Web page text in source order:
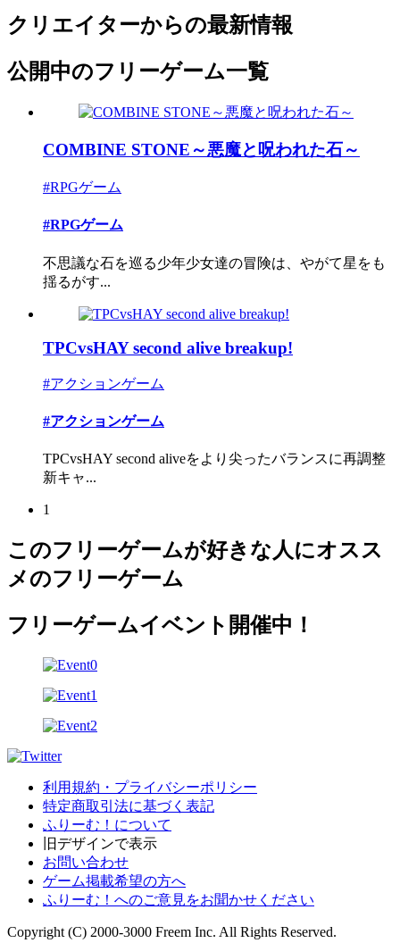
クリエイターからの最新情報
公開中のフリーゲーム一覧
COMBINE STONE～悪魔と呪われた石～
#RPGゲーム
#RPGゲーム
不思議な石を巡る少年少女達の冒険は、やがて星をも
揺るがす...
TPCvsHAY second alive breakup!
#アクションゲーム
#アクションゲーム
TPCvsHAY second aliveをより尖ったバランスに再調整
新キャ...
1
このフリーゲームが好きな人にオスス
メのフリーゲーム
フリーゲームイベント開催中！
利用規約・プライバシーポリシー
特定商取引法に基づく表記
ふりーむ！について
旧デザインで表示
お問い合わせ
ゲーム掲載希望の方へ
ふりーむ！へのご意見をお聞かせください
Copyright (C) 2000-3000 Freem Inc. All Rights Reserved.